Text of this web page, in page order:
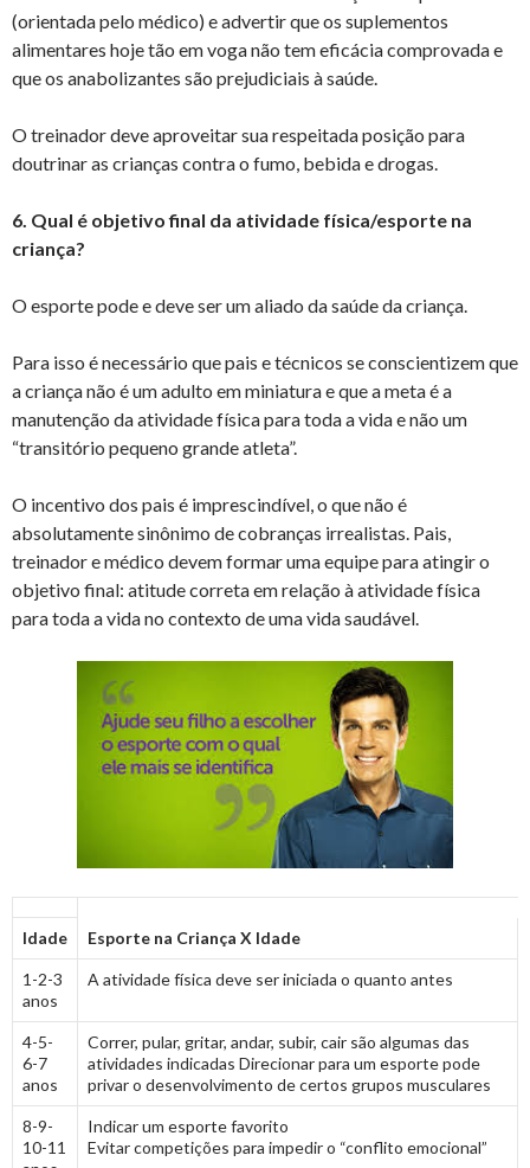
(orientada pelo médico) e advertir que os suplementos
alimentares hoje tão em voga não tem eficácia comprovada e
que os anabolizantes são prejudiciais à saúde.
O treinador deve aproveitar sua respeitada posição para
doutrinar as crianças contra o fumo, bebida e drogas.
6. Qual é objetivo final da atividade física/esporte na
criança?
O esporte pode e deve ser um aliado da saúde da criança.
Para isso é necessário que pais e técnicos se conscientizem que
a criança não é um adulto em miniatura e que a meta é a
manutenção da atividade física para toda a vida e não um
“transitório pequeno grande atleta”.
O incentivo dos pais é imprescindível, o que não é
absolutamente sinônimo de cobranças irrealistas. Pais,
treinador e médico devem formar uma equipe para atingir o
objetivo final: atitude correta em relação à atividade física
para toda a vida no contexto de uma vida saudável.
Idade Esporte na Criança X Idade
1-2-3
anos
A atividade física deve ser iniciada o quanto antes
4-5-
6-7
anos
Correr, pular, gritar, andar, subir, cair são algumas das
atividades indicadas Direcionar para um esporte pode
privar o desenvolvimento de certos grupos musculares
8-9-
10-11
Indicar um esporte favorito
Evitar competições para impedir o “conflito emocional”